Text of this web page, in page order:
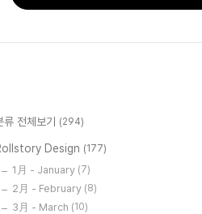
류 전체보기 (294)
Design (177)
1月 - January (7)
2月 - February (8)
3月 - March (10)